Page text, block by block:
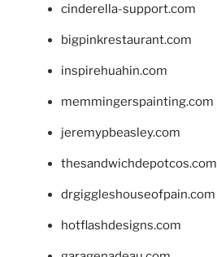
cinderella-support.com
bigpinkrestaurant.com
inspirehuahin.com
memmingerspainting.com
jeremypbeasley.com
thesandwichdepotcos.com
drgiggleshouseofpain.com
hotflashdesigns.com